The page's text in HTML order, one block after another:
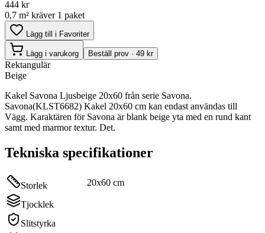
444 kr
0,7 m² kräver 1 paket
Lägg till i Favoriter
Lägg i varukorg Beställ prov · 49 kr
Rektangulär
Beige
Kakel Savona Ljusbeige 20x60 från serie Savona.
Savona(KLST6682) Kakel 20x60 cm kan endast användas till
Vägg. Karaktären för Savona är blank beige yta med en rund kant
samt med marmor textur. Det.
Tekniska specifikationer
Storlek 20x60 cm
Tjocklek
Slitstyrka